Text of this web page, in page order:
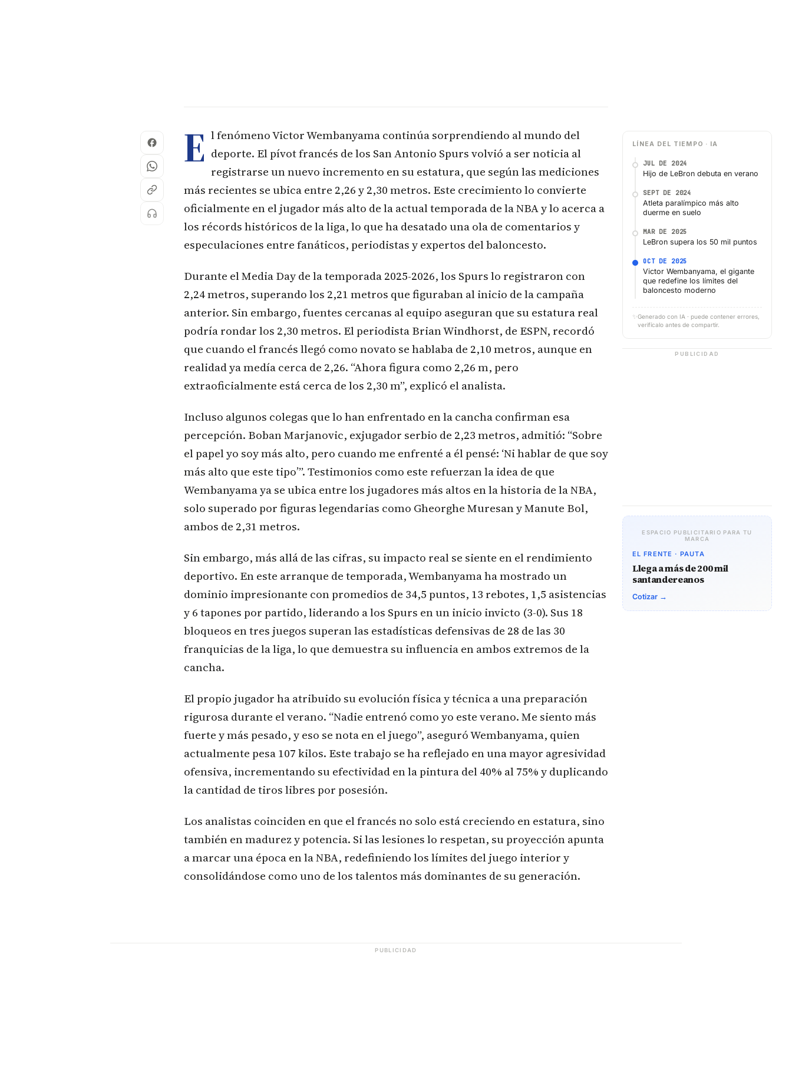
E l fenómeno Victor Wembanyama continúa sorprendiendo al mundo del
deporte. El pívot francés de los San Antonio Spurs volvió a ser noticia al
registrarse un nuevo incremento en su estatura, que según las mediciones
más recientes se ubica entre 2,26 y 2,30 metros. Este crecimiento lo convierte
oficialmente en el jugador más alto de la actual temporada de la NBA y lo acerca a
los récords históricos de la liga, lo que ha desatado una ola de comentarios y
especulaciones entre fanáticos, periodistas y expertos del baloncesto.
Durante el Media Day de la temporada 2025-2026, los Spurs lo registraron con
2,24 metros, superando los 2,21 metros que figuraban al inicio de la campaña
anterior. Sin embargo, fuentes cercanas al equipo aseguran que su estatura real
podría rondar los 2,30 metros. El periodista Brian Windhorst, de ESPN, recordó
que cuando el francés llegó como novato se hablaba de 2,10 metros, aunque en
realidad ya medía cerca de 2,26. “Ahora figura como 2,26 m, pero
extraoficialmente está cerca de los 2,30 m”, explicó el analista.
Incluso algunos colegas que lo han enfrentado en la cancha confirman esa
percepción. Boban Marjanovic, exjugador serbio de 2,23 metros, admitió: “Sobre
el papel yo soy más alto, pero cuando me enfrenté a él pensé: ‘Ni hablar de que soy
más alto que este tipo’”. Testimonios como este refuerzan la idea de que
Wembanyama ya se ubica entre los jugadores más altos en la historia de la NBA,
solo superado por figuras legendarias como Gheorghe Muresan y Manute Bol,
ambos de 2,31 metros.
Sin embargo, más allá de las cifras, su impacto real se siente en el rendimiento
deportivo. En este arranque de temporada, Wembanyama ha mostrado un
dominio impresionante con promedios de 34,5 puntos, 13 rebotes, 1,5 asistencias
y 6 tapones por partido, liderando a los Spurs en un inicio invicto (3-0). Sus 18
bloqueos en tres juegos superan las estadísticas defensivas de 28 de las 30
franquicias de la liga, lo que demuestra su influencia en ambos extremos de la
cancha.
El propio jugador ha atribuido su evolución física y técnica a una preparación
rigurosa durante el verano. “Nadie entrenó como yo este verano. Me siento más
fuerte y más pesado, y eso se nota en el juego”, aseguró Wembanyama, quien
actualmente pesa 107 kilos. Este trabajo se ha reflejado en una mayor agresividad
ofensiva, incrementando su efectividad en la pintura del 40% al 75% y duplicando
la cantidad de tiros libres por posesión.
Los analistas coinciden en que el francés no solo está creciendo en estatura, sino
también en madurez y potencia. Si las lesiones lo respetan, su proyección apunta
a marcar una época en la NBA, redefiniendo los límites del juego interior y
consolidándose como uno de los talentos más dominantes de su generación.
LÍNEA DEL TIEMPO · IA
JUL DE 2024
Hijo de LeBron debuta en verano
SEPT DE 2024
Atleta paralímpico más alto
duerme en suelo
MAR DE 2025
LeBron supera los 50 mil puntos
OCT DE 2025
Victor Wembanyama, el gigante
que redefine los límites del
baloncesto moderno
✨ Generado con IA · puede contener errores,
verifícalo antes de compartir.
PUBLICIDAD
ESPACIO PUBLICITARIO PARA TU
MARCA
EL FRENTE · PAUTA
Llega a más de 200 mil
santandereanos
Cotizar →
PUBLICIDAD